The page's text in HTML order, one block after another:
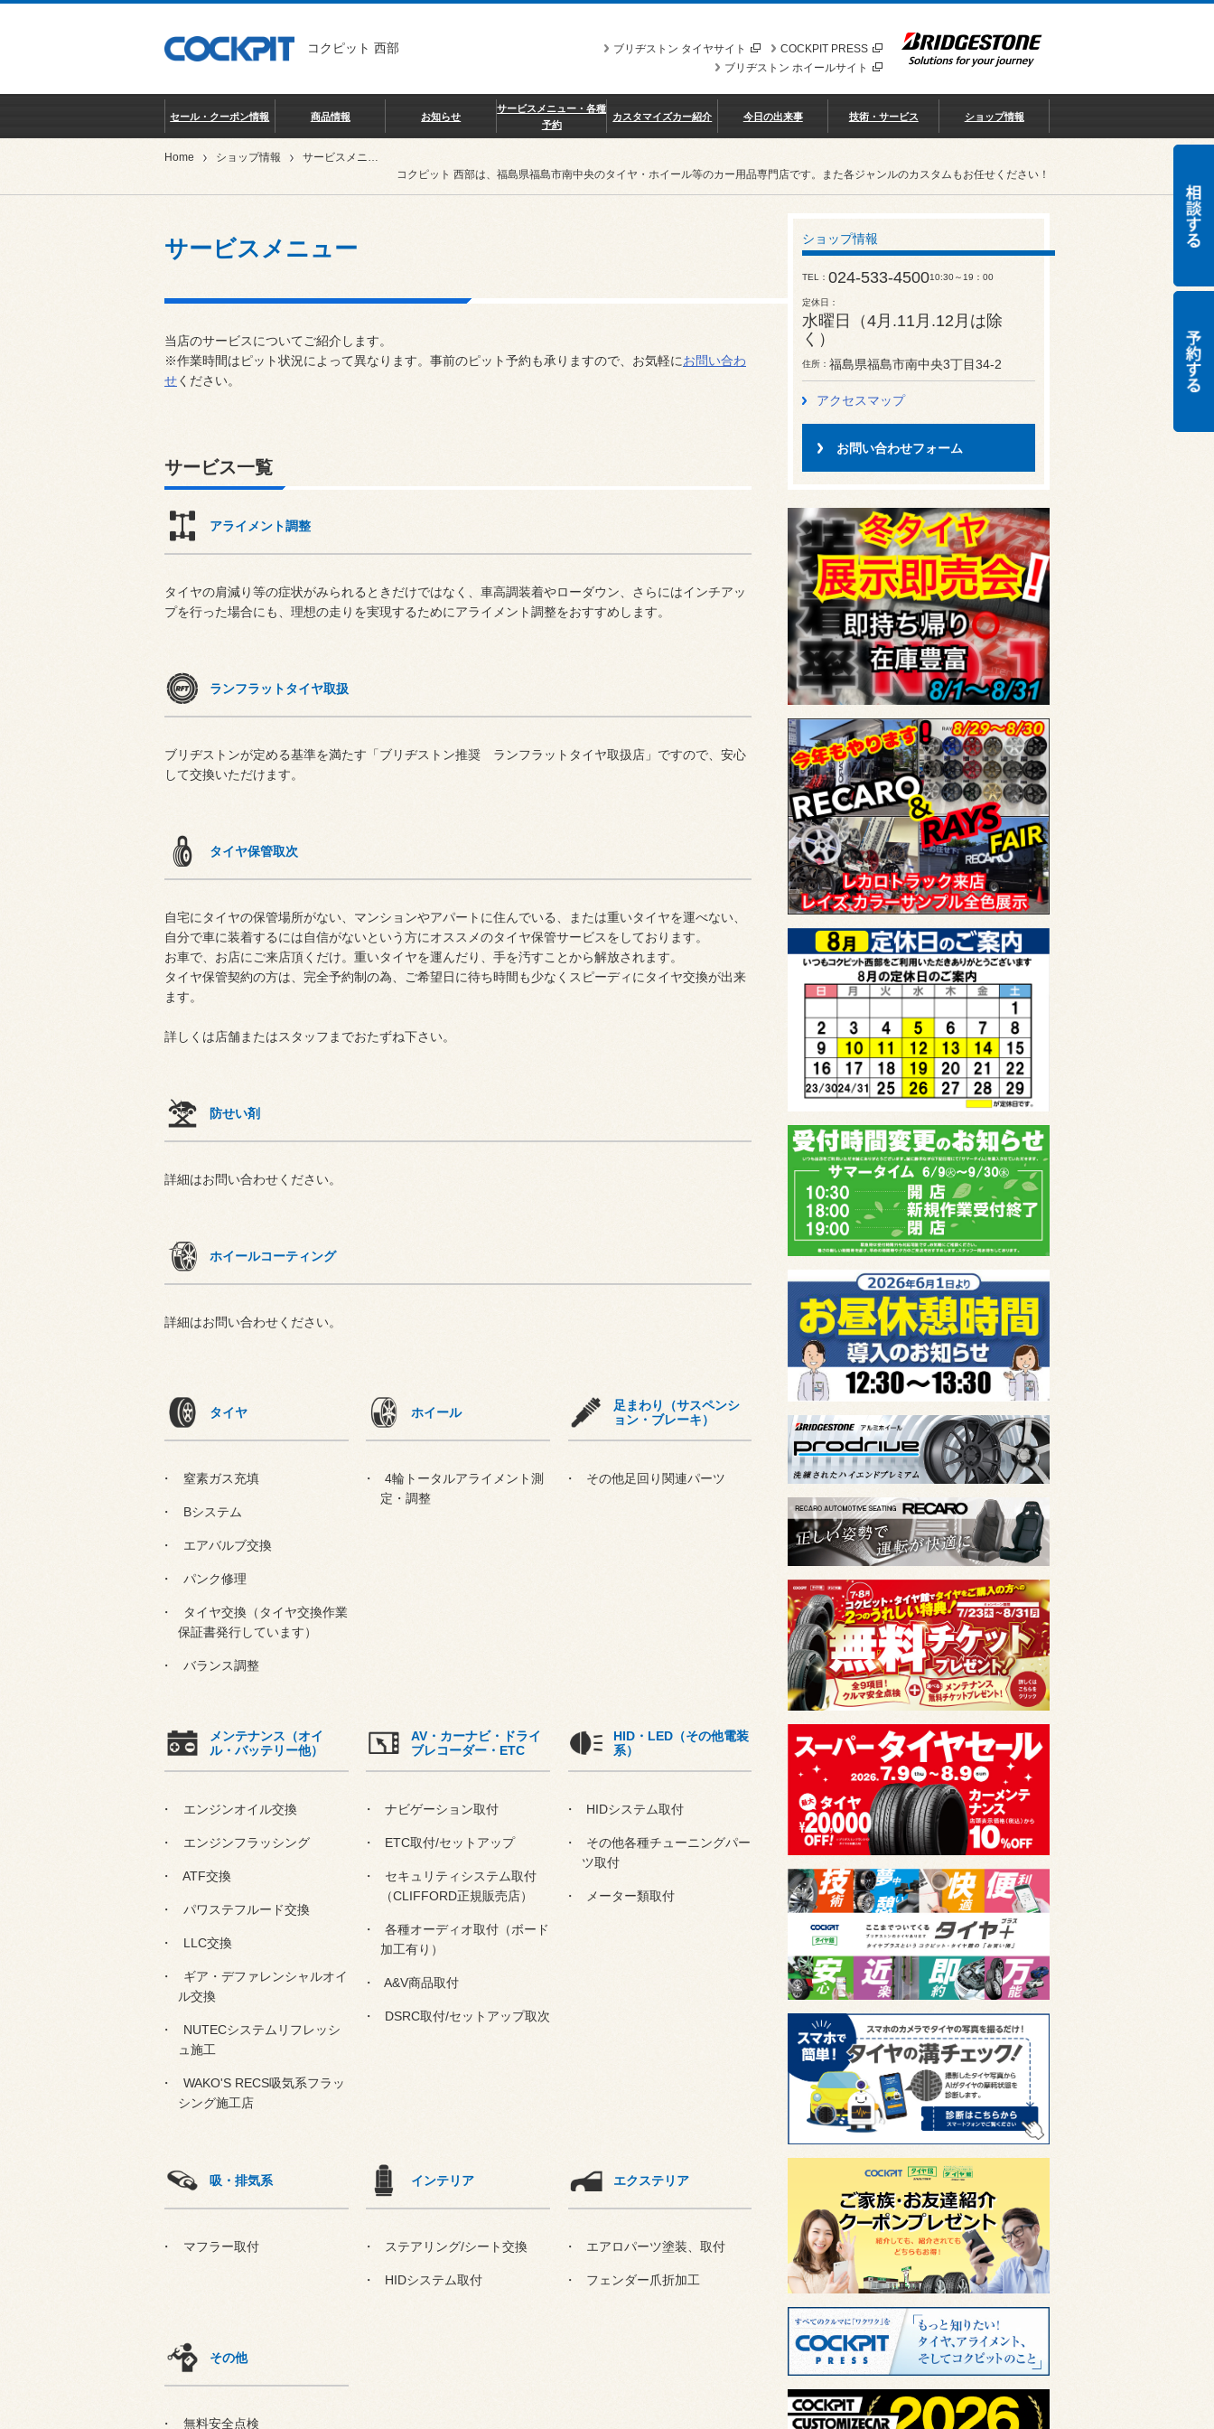
コクピット 西部 COCKPIT PRESS
ブリヂストン タイヤサイト
ブリヂストン ホイールサイト
セール・クーポン情報 商品情報 お知らせ
サービスメニュー・各種
予約
カスタマイズカー紹介 今日の出来事 技術・サービス ショップ情報
Home ショップ情報
サービスメニュー
コクピット 西部は、福島県福島市南中央のタイヤ・ホイール等のカー用品専門店です。また各ジャンルのカスタムもお任せください！
サービスメニュー
当店のサービスについてご紹介します。
※作業時間はピット状況によって異なります。事前のピット予約も承りますので、お気軽にお問い合わ
せください。
サービス一覧
アライメント調整
タイヤの肩減り等の症状がみられるときだけではなく、車高調装着やローダウン、さらにはインチアッ
プを行った場合にも、理想の走りを実現するためにアライメント調整をおすすめします。
ランフラットタイヤ取扱
ブリヂストンが定める基準を満たす「ブリヂストン推奨 ランフラットタイヤ取扱店」ですので、安心
して交換いただけます。
タイヤ保管取次
自宅にタイヤの保管場所がない、マンションやアパートに住んでいる、または重いタイヤを運べない、
自分で車に装着するには自信がないという方にオススメのタイヤ保管サービスをしております。
お車で、お店にご来店頂くだけ。重いタイヤを運んだり、手を汚すことから解放されます。
タイヤ保管契約の方は、完全予約制の為、ご希望日に待ち時間も少なくスピーディにタイヤ交換が出来
ます。
詳しくは店舗またはスタッフまでおたずね下さい。
防せい剤
詳細はお問い合わせください。
ホイールコーティング
詳細はお問い合わせください。
タイヤ
窒素ガス充填
Bシステム
エアバルブ交換
パンク修理
タイヤ交換（タイヤ交換作業
保証書発行しています）
バランス調整
ホイール
4輪トータルアライメント測
定・調整
足まわり（サスペンシ
ョン・ブレーキ）
その他足回り関連パーツ
メンテナンス（オイ
ル・バッテリー他）
エンジンオイル交換
エンジンフラッシング
ATF交換
パワステフルード交換
LLC交換
ギア・デファレンシャルオイ
ル交換
NUTECシステムリフレッシ
ュ施工
WAKO'S RECS吸気系フラッ
シング施工店
AV・カーナビ・ドライ
ブレコーダー・ETC
ナビゲーション取付
ETC取付/セットアップ
セキュリティシステム取付
（CLIFFORD正規販売店）
各種オーディオ取付（ボード
加工有り）
A&V商品取付
DSRC取付/セットアップ取次
HID・LED（その他電装
系）
HIDシステム取付
その他各種チューニングパー
ツ取付
メーター類取付
吸・排気系
マフラー取付
インテリア
ステアリング/シート交換
HIDシステム取付
エクステリア
エアロパーツ塗装、取付
フェンダー爪折加工
その他
無料安全点検
ショップ情報
TEL 024-533-450010:30～19：00
定休日
水曜日（4月.11月.12月は除
く）
住所 福島県福島市南中央3丁目34-2
アクセスマップ
お問い合わせフォーム